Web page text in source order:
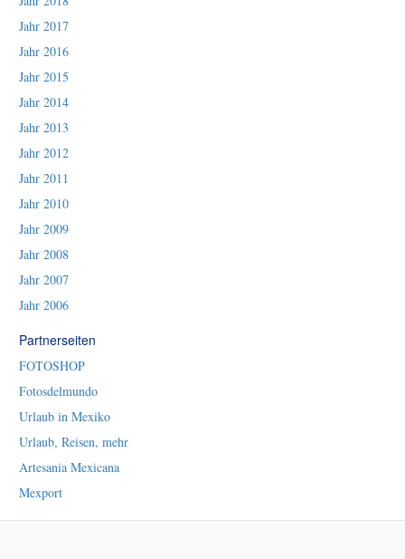
Jahr 2017
Jahr 2016
Jahr 2015
Jahr 2014
Jahr 2013
Jahr 2012
Jahr 2011
Jahr 2010
Jahr 2009
Jahr 2008
Jahr 2007
Jahr 2006
Partnerseiten
FOTOSHOP
Fotosdelmundo
Urlaub in Mexiko
Urlaub, Reisen, mehr
Artesania Mexicana
Mexport